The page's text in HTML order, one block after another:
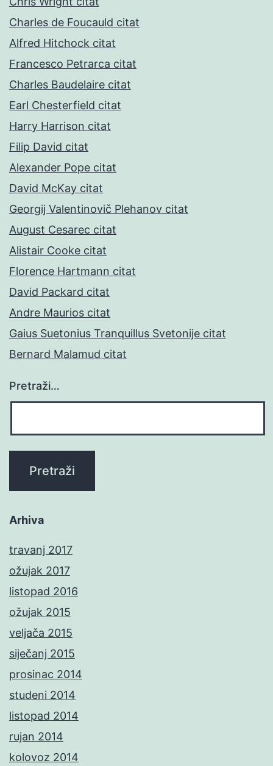
Charles de Foucauld citat
Alfred Hitchock citat
Francesco Petrarca citat
Charles Baudelaire citat
Earl Chesterfield citat
Harry Harrison citat
Filip David citat
Alexander Pope citat
David McKay citat
Georgij Valentinovič Plehanov citat
August Cesarec citat
Alistair Cooke citat
Florence Hartmann citat
David Packard citat
Andre Maurios citat
Gaius Suetonius Tranquillus Svetonije citat
Bernard Malamud citat
Pretraži…
Arhiva
travanj 2017
ožujak 2017
listopad 2016
ožujak 2015
veljača 2015
siječanj 2015
prosinac 2014
studeni 2014
listopad 2014
rujan 2014
kolovoz 2014